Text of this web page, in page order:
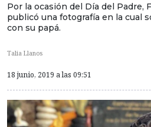
Por la ocasión del Día del Padre,
publicó una fotografía en la cual
con su papá.
Talia Llanos
18 junio, 2019 a las 09:51